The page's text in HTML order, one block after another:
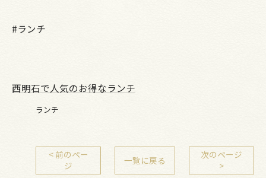
#ランチ
西明石で人気のお得なランチ
ランチ
< 前のペー
ジ
一覧に戻る
次のページ
>